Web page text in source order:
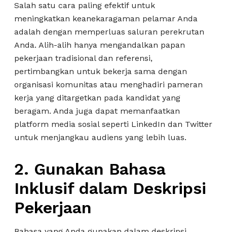
Salah satu cara paling efektif untuk
meningkatkan keanekaragaman pelamar Anda
adalah dengan memperluas saluran perekrutan
Anda. Alih-alih hanya mengandalkan papan
pekerjaan tradisional dan referensi,
pertimbangkan untuk bekerja sama dengan
organisasi komunitas atau menghadiri pameran
kerja yang ditargetkan pada kandidat yang
beragam. Anda juga dapat memanfaatkan
platform media sosial seperti LinkedIn dan Twitter
untuk menjangkau audiens yang lebih luas.
2. Gunakan Bahasa
Inklusif dalam Deskripsi
Pekerjaan